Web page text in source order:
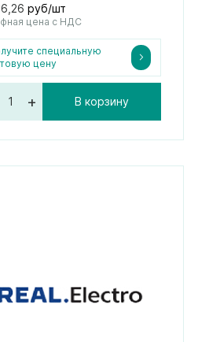
руб/шт
цена с НДС
специальную
цену
+ В корзину